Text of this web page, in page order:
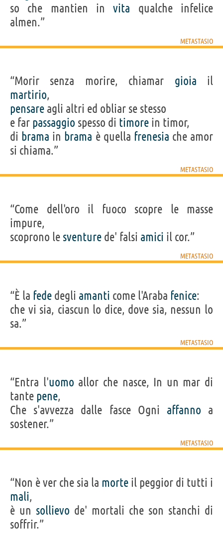
so che mantien invita qualche infelice
almen.”
METASTASIO
“Morir senza morire, chiamar gioia il
martirio,
pensare agli altri ed obliar se stesso
e far passaggio spesso di timore in timor,
di brama in brama è quella frenesia che amor
si chiama.”
METASTASIO
“Come dell'oro il fuoco scopre le masse
impure,
scoprono le sventure de' falsi amici il cor.”
METASTASIO
“È la fede degli amanti come l'Araba fenice:
che vi sia, ciascun lo dice, dove sia, nessun lo
sa.”
METASTASIO
“Entra l'uomo allor che nasce, In un mar di
tante pene,
Che s'avvezza dalle fasce Ogni affanno a
sostener.”
METASTASIO
“Non è ver che sia la morte il peggior di tutti i
mali,
è un sollievo de' mortali che son stanchi di
soffrir.”